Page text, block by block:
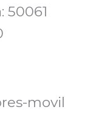
50061